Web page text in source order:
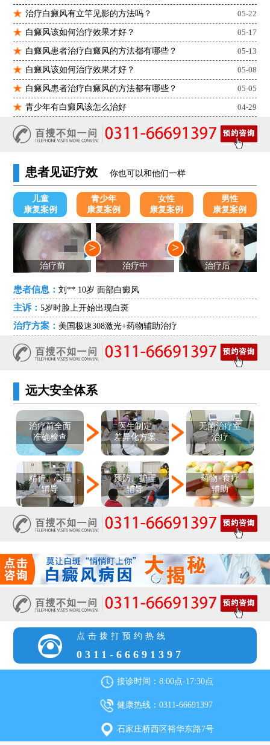
治疗白癜风有立竿见影的方法吗？ 05-22
白癜风该如何治疗效果才好？ 05-17
白癜风患者治疗白癜风的方法都有哪些？ 05-13
白癜风该如何治疗效果才好？ 05-08
白癜风患者治疗白癜风的方法都有哪些？ 05-05
青少年有白癜风该怎么治好 04-29
患者见证疗效 你也可以和他们一样
儿童
康复案例
青少年
康复案例
女性
康复案例
男性
康复案例
治疗前
>
治疗中
>
治疗后
患者信息：刘** 10岁 面部白癜风
主诉：5岁时脸上开始出现白斑
治疗方案： 美国极速308激光+药物辅助治疗
远大安全体系
治疗前全面
准确检查
医生制定
差异化方案
无菌治疗室
治疗
精神、心理
辅导
预防、护理
辅导
药物+食疗
辅助
点击拨打预约热线
0311-66691397
接诊时间：8:00点-17:30点
健康热线：0311-66691397
石家庄桥西区裕华东路7号